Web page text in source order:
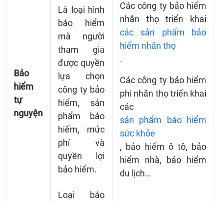
Bảo
hiểm
tự
nguyện
Là loại hình
bảo hiểm
mà người
tham gia
được quyền
lựa chọn
công ty bảo
hiểm, sản
phẩm bảo
hiểm, mức
phí và
quyền lợi
bảo hiểm.
Các công ty bảo hiểm
nhân thọ triển khai
các sản phẩm bảo
hiểm nhân thọ
.
Các công ty bảo hiểm
phi nhân thọ triển khai
các
sản phẩm bảo hiểm
sức khỏe
, bảo hiểm ô tô, bảo
hiểm nhà, bảo hiểm
du lịch…
Loại bảo